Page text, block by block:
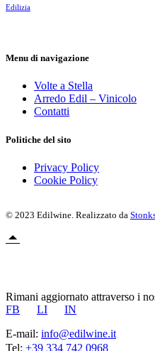
Edilizia
Menu di navigazione
Volte a Stella
Arredo Edil – Vinicolo
Contatti
Politiche del sito
Privacy Policy
Cookie Policy
© 2023 Edilwine. Realizzato da
Rimani aggiornato attraverso i
FB
LI
IN
E-mail: info@edilwine.it
Tel: +39 334 742 0968